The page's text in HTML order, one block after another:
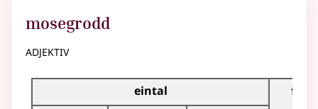
mosegrodd
adjektiv
Bøyningstabell for dette adjektivet
eintal